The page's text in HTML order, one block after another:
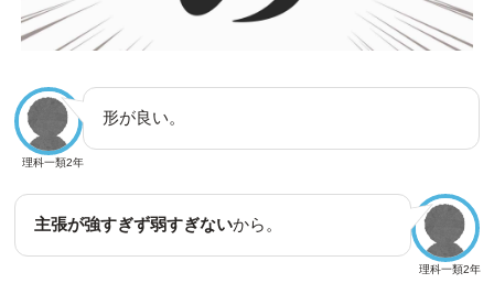
理科一類2年
形が良い。
理科一類2年
主張が強すぎず弱すぎないから。